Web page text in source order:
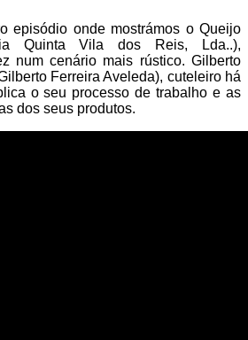
episódio onde mostrámos o Queijo
Quinta Vila dos Reis, Lda..),
num cenário mais rústico. Gilberto
Ferreira Aveleda), cuteleiro há
o seu processo de trabalho e as
dos seus produtos.